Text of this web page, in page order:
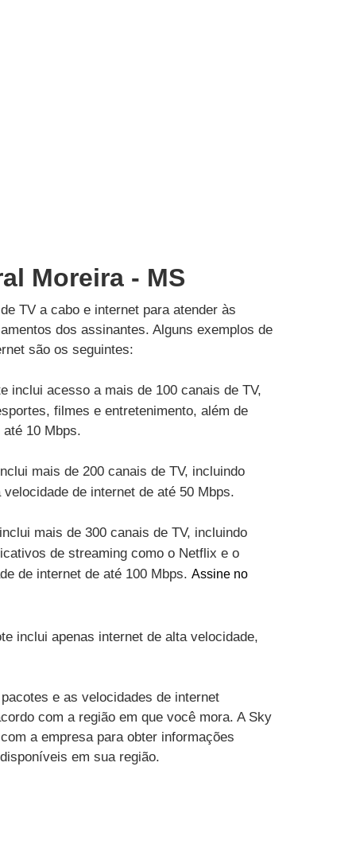
Moreira - MS
TV a cabo e internet para atender às
dos assinantes. Alguns exemplos de
são os seguintes:
inclui acesso a mais de 100 canais de TV,
filmes e entretenimento, além de
10 Mbps.
mais de 200 canais de TV, incluindo
de internet de até 50 Mbps.
mais de 300 canais de TV, incluindo
de streaming como o Netflix e o
de internet de até 100 Mbps. Assine no
inclui apenas internet de alta velocidade,
e as velocidades de internet
com a região em que você mora. A Sky
a empresa para obter informações
em sua região.